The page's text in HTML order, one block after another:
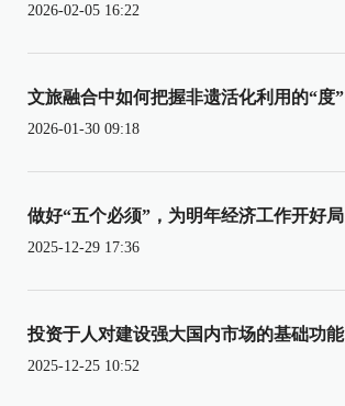
2026-02-05 16:22
文旅融合中如何把握非遗活化利用的“度”
2026-01-30 09:18
做好“五个必须”，为明年经济工作开好局
2025-12-29 17:36
投资于人对建设强大国内市场的基础功能
2025-12-25 10:52